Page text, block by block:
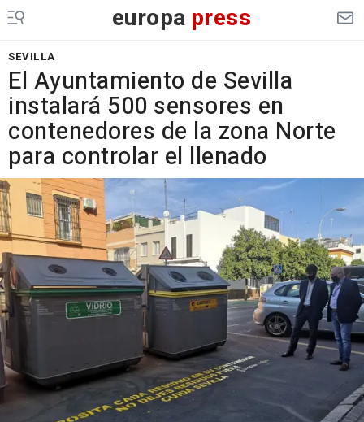
europa press
SEVILLA
El Ayuntamiento de Sevilla
instalará 500 sensores en
contenedores de la zona Norte
para controlar el llenado